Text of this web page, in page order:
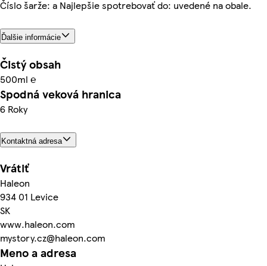
Číslo šarže: a Najlepšie spotrebovať do: uvedené na obale.
Ďalšie informácie
Čistý obsah
500ml ℮
Spodná veková hranica
6 Roky
Kontaktná adresa
Vrátiť
Haleon
934 01 Levice
SK
www.haleon.com
mystory.cz@haleon.com
Meno a adresa